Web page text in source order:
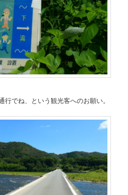
でね、という観光客へのお願い。